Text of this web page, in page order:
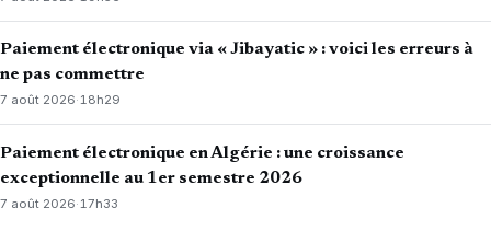
Paiement électronique via « Jibayatic » : voici les erreurs à
ne pas commettre
7 août 2026·18h29
Paiement électronique en Algérie : une croissance
exceptionnelle au 1er semestre 2026
7 août 2026· 17h33